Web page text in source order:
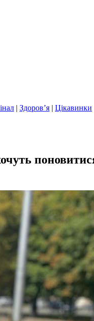
| Здоров’я | Цікавинки
поновитися